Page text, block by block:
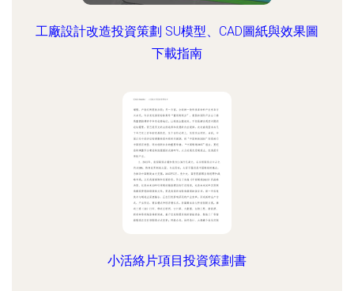
工廠設計改造投資策劃 SU模型、CAD圖紙與效果圖
下載指南
小活絡片項目投資策劃書